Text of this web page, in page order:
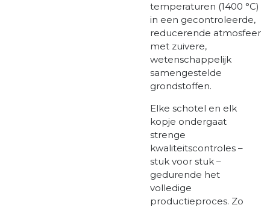
temperaturen (1400 °C)
in een gecontroleerde,
reducerende atmosfeer
met zuivere,
wetenschappelijk
samengestelde
grondstoffen.
Elke schotel en elk
kopje ondergaat
strenge
kwaliteitscontroles –
stuk voor stuk –
gedurende het
volledige
productieproces. Zo